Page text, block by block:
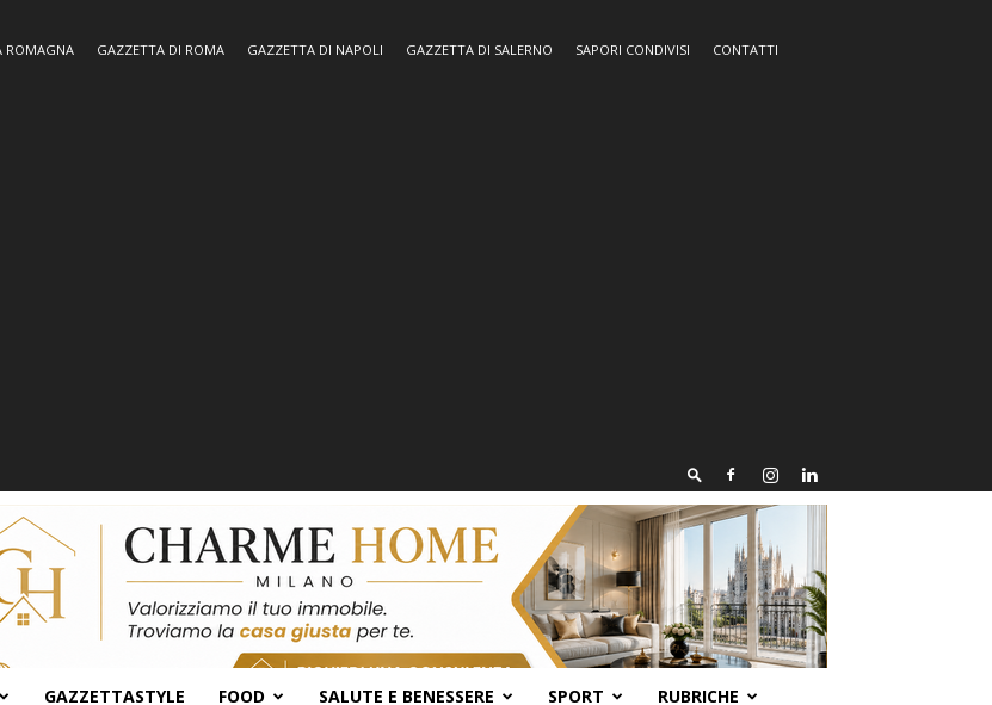
ROMAGNA GAZZETTA DI ROMA GAZZETTA DI NAPOLI GAZZETTA DI SALERNO SAPORI CONDIVISI
CONTATTI
GAZZETTASTYLE FOOD SALUTE E BENESSERE SPORT RUBRICHE